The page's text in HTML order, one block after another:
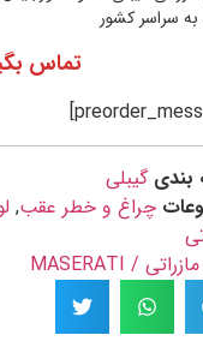
به سراسر کشور
تماس
بندی گیبلی
چراغ و خطر عقب,
مازراتی / MASERATI